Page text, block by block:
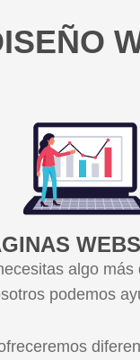
algo
podemos